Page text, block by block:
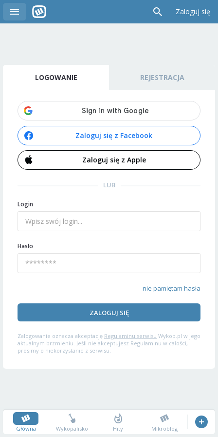
Zaloguj się
LOGOWANIE REJESTRACJA
Zaloguj się z Facebook
Zaloguj się z Apple
LUB
Login
Hasło
nie pamiętam hasła
ZALOGUJ SIĘ
Zalogowanie oznacza akceptację Regulaminu serwisu Wykop.pl w jego
aktualnym brzmieniu. Jeśli nie akceptujesz Regulaminu w całości,
prosimy o niekorzystanie z serwisu.
Główna Wykopalisko Hity Mikroblog